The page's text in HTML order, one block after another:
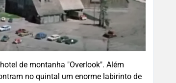
de montanha "Overlook". Além
no quintal um enorme labirinto de